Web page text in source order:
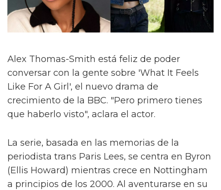
Alex Thomas-Smith está feliz de poder
conversar con la gente sobre 'What It Feels
Like For A Girl', el nuevo drama de
crecimiento de la BBC. "Pero primero tienes
que haberlo visto", aclara el actor.
La serie, basada en las memorias de la
periodista trans Paris Lees, se centra en Byron
(Ellis Howard) mientras crece en Nottingham
a principios de los 2000. Al aventurarse en su